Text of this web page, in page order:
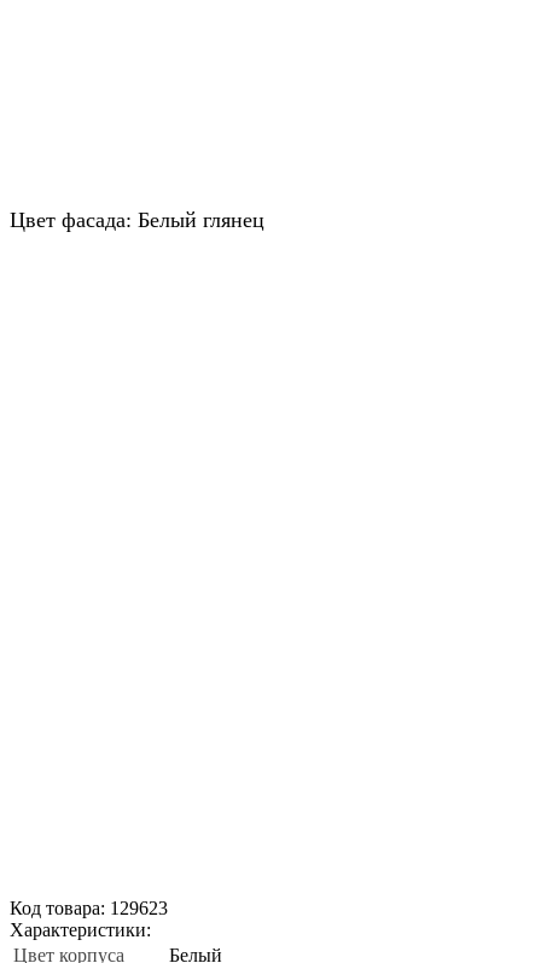
Цвет фасада: Белый глянец
Код товара: 129623
Характеристики:
Цвет корпуса
Белый